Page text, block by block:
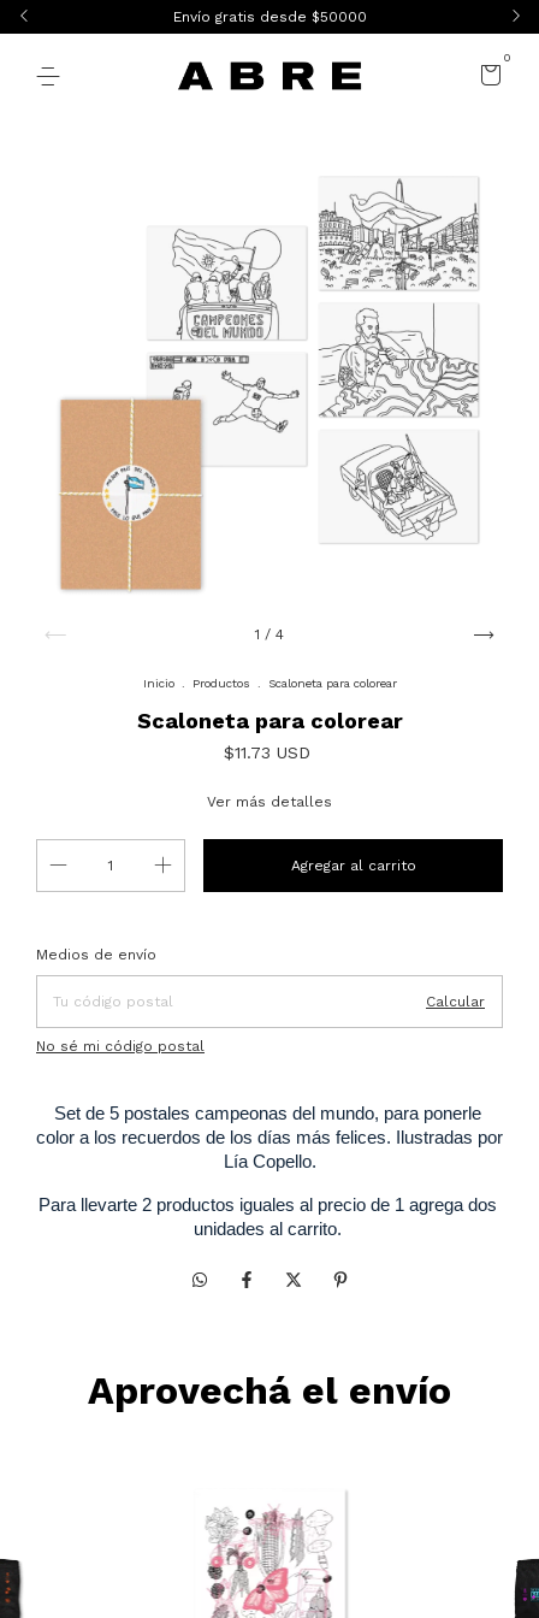
Envío gratis desde $50000
0
1 / 4
Inicio . Productos . Scaloneta para colorear
Scaloneta para colorear
$11.73 USD
Ver más detalles
Entregas para el CP:
Medios de envío
Calcular
No sé mi código postal
Set de 5 postales campeonas del mundo, para ponerle
color a los recuerdos de los días más felices. Ilustradas por
Lía Copello.
Para llevarte 2 productos iguales al precio de 1 agrega dos
unidades al carrito.
Aprovechá el envío